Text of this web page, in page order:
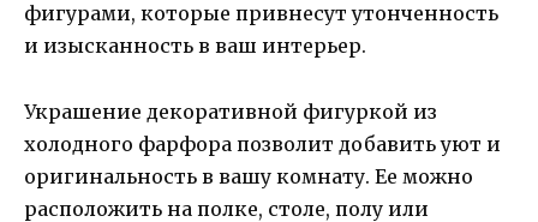
фигурами, которые привнесут утонченность
и изысканность в ваш интерьер.
Украшение декоративной фигуркой из
холодного фарфора позволит добавить уют и
оригинальность в вашу комнату. Ее можно
расположить на полке, столе, полу или